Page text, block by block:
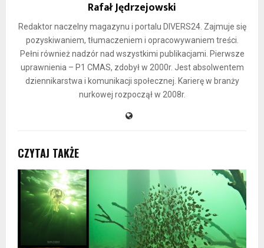
Rafał Jędrzejowski
Redaktor naczelny magazynu i portalu DIVERS24. Zajmuje się
pozyskiwaniem, tłumaczeniem i opracowywaniem treści.
Pełni również nadzór nad wszystkimi publikacjami. Pierwsze
uprawnienia – P1 CMAS, zdobył w 2000r. Jest absolwentem
dziennikarstwa i komunikacji społecznej. Karierę w branży
nurkowej rozpoczął w 2008r.
CZYTAJ TAKŻE